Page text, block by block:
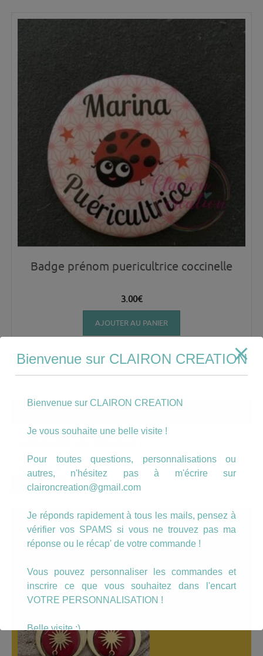
Badge prénom puericultrice coccinelle
3.00€
AJOUTER AU PANIER
Recherche
pour :
Recherche
A LÀ UNE
Bienvenue sur CLAIRON CREATION
Bienvenue sur CLAIRON CREATION
Je vous souhaite une belle visite !
Pour toutes questions, personnalisations ou
autres, n'hésitez pas à m'écrire sur
claironcreation@gmail.com
Je réponds rapidement à tous les mails, pensez à
vérifier vos SPAMS si vous ne trouvez pas ma
réponse ou le récap' de votre commande !
Vous pouvez personnaliser les commandes et
inscrire ce que vous souhaitez dans l'encart
VOTRE PERSONNALISATION !
Belle visite :)